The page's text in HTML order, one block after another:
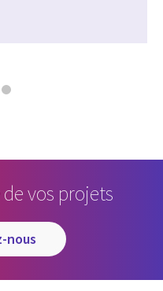
vos projets
nous